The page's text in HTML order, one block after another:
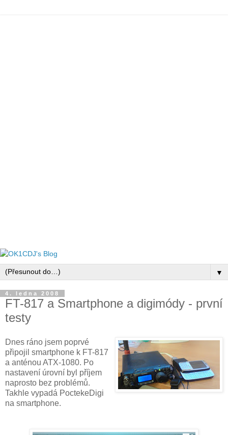
▼
4. ledna 2008
FT-817 a Smartphone a digimódy - první
testy
Dnes ráno jsem poprvé
připojil smartphone k FT-817
a anténou ATX-1080. Po
nastavení úrovní byl příjem
naprosto bez problémů.
Takhle vypadá PoctekeDigi
na smartphone.